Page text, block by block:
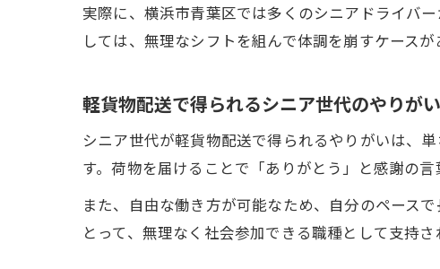
実際に、横浜市青葉区では多くのシニアドライバ
しては、無理なシフトを組んで体調を崩すケース
軽貨物配送で得られるシニア世代のやりがい
シニア世代が軽貨物配送で得られるやりがいは、
す。荷物を届けることで「ありがとう」と感謝の
また、自由な働き方が可能なため、自分のペース
とって、無理なく社会参加できる職種として支持さ